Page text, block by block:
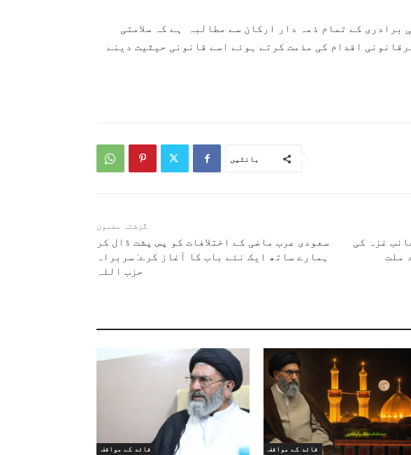
برادری کے تمام ذمہ دار ارکان سے مطالبہ ہے کہ سلامتی
اقدام کی مذمت کرتے ہوئے اسے قانونی حیثیت دینے
بانٹیں
گزشتہ مضمون
سعودی عرب ماضی کے اختلافات کو پس پشت ڈال کر
ہمارے ساتھ ایک نئے باب کا آغاز کرے: سربراہ
حزب اللہ
غزہ کی
ملت
قائد کے مواقف قائد کے مواقف